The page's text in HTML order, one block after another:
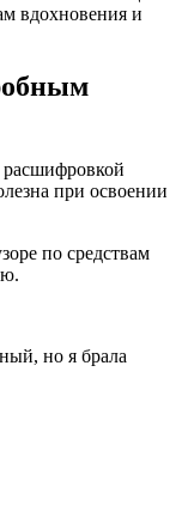
вдохновения и
при освоении
по средствам
но я брала